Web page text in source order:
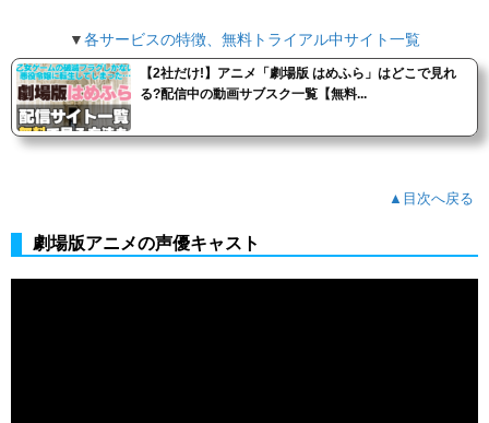
▼各サービスの特徴、無料トライアル中サイト一覧
【2社だけ!】アニメ「劇場版 はめふら」はどこで見れ
る?配信中の動画サブスク一覧【無料...
▲目次へ戻る
劇場版アニメの声優キャスト